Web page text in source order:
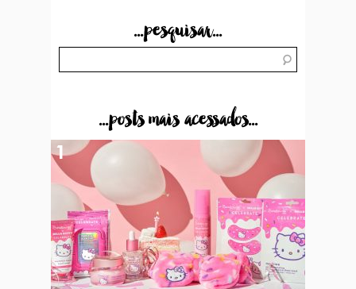
...pesquisar...
...posts mais acessados...
1